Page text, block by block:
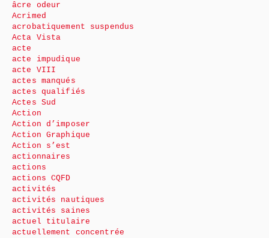
âcre odeur
Acrimed
acrobatiquement suspendus
Acta Vista
acte
acte impudique
acte VIII
actes manqués
actes qualifiés
Actes Sud
Action
Action d’imposer
Action Graphique
Action s’est
actionnaires
actions
actions CQFD
activités
activités nautiques
activités saines
actuel titulaire
actuellement concentrée